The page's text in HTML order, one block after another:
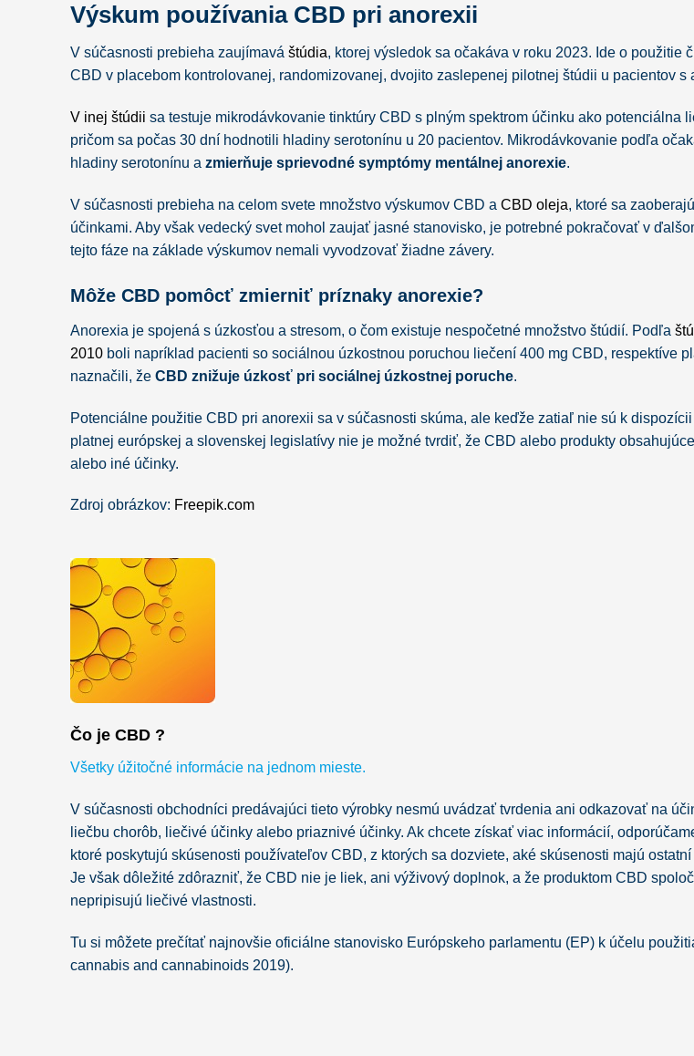
Výskum používania CBD pri anorexii
V súčasnosti prebieha zaujímavá štúdia, ktorej výsledok sa očakáva v roku 2023. Ide o použitie
CBD v placebom kontrolovanej, randomizovanej, dvojito zaslepenej pilotnej štúdii u pacientov s
V inej štúdii sa testuje mikrodávkovanie tinktúry CBD s plným spektrom účinku ako potenciálna
pričom sa počas 30 dní hodnotili hladiny serotonínu u 20 pacientov. Mikrodávkovanie podľa
hladiny serotonínu a zmierňuje sprievodné symptómy mentálnej anorexie.
V súčasnosti prebieha na celom svete množstvo výskumov CBD a CBD oleja, ktoré sa
účinkami. Aby však vedecký svet mohol zaujať jasné stanovisko, je potrebné pokračovať v
tejto fáze na základe výskumov nemali vyvodzovať žiadne závery.
Môže CBD pomôcť zmierniť príznaky anorexie?
Anorexia je spojená s úzkosťou a stresom, o čom existuje nespočetné množstvo štúdií. Podľa
2010 boli napríklad pacienti so sociálnou úzkostnou poruchou liečení 400 mg CBD, respektíve
naznačili, že CBD znižuje úzkosť pri sociálnej úzkostnej poruche.
Potenciálne použitie CBD pri anorexii sa v súčasnosti skúma, ale keďže zatiaľ nie sú k
platnej európskej a slovenskej legislatívy nie je možné tvrdiť, že CBD alebo produkty
alebo iné účinky.
Zdroj obrázkov: Freepik.com
Čo je CBD ?​
Všetky úžitočné informácie na jednom mieste.
V súčasnosti obchodníci predávajúci tieto výrobky nesmú uvádzať tvrdenia ani odkazovať na
liečbu chorôb, liečivé účinky alebo priaznivé účinky. Ak chcete získať viac informácií,
ktoré poskytujú skúsenosti používateľov CBD, z ktorých sa dozviete, aké skúsenosti majú
Je však dôležité zdôrazniť, že CBD nie je liek, ani výživový doplnok, a že produktom CBD
nepripisujú liečivé vlastnosti.
Tu si môžete prečítať najnovšie oficiálne stanovisko Európskeho parlamentu (EP) k účelu
cannabis and cannabinoids 2019).